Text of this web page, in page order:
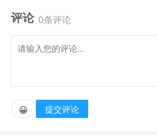
娘，好赌成性的爹，年迈多病的
妹 好在点亮了美食技能，拥
来都来了，再稀烂的人生也好
至到了后来，一整个村子在她
了名副其实的桃源村…… 大女
评论 0条评论
😀 提交评论